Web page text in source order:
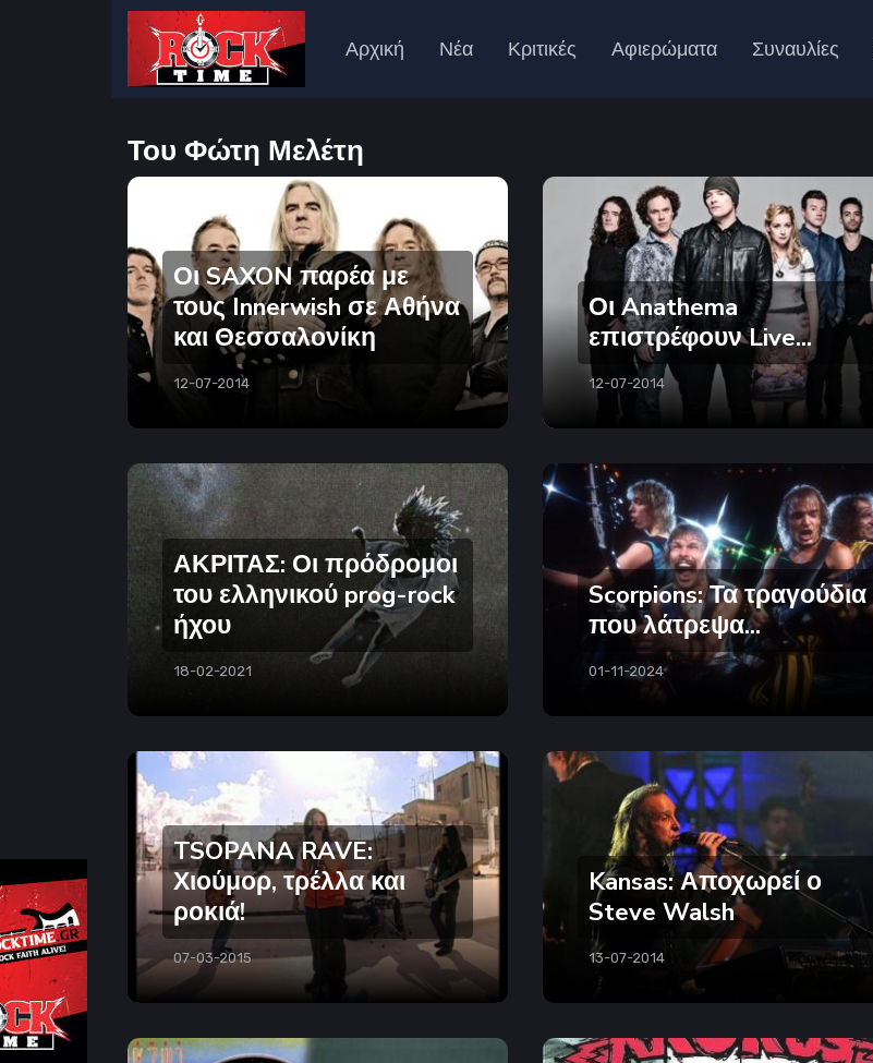
Αρχική Νέα Κριτικές Αφιερώματα Συναυλίες
Του Φώτη Μελέτη
Οι SAXON παρέα με
τους Innerwish σε Αθήνα
και Θεσσαλονίκη
12-07-2014
Οι Anathema
επιστρέφουν Live...
12-07-2014
ΑΚΡΙΤΑΣ: Οι πρόδρομοι
του ελληνικού prog-rock
ήχου
18-02-2021
Scorpions: Τα τραγούδια
που λάτρεψα...
01-11-2024
TSOPANA RAVE:
Χιούμορ, τρέλλα και
ροκιά!
07-03-2015
Kansas: Αποχωρεί ο
Steve Walsh
13-07-2014